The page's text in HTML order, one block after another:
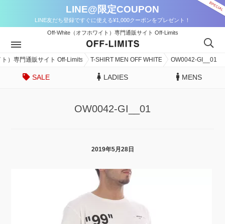
LINE@限定COUPON
LINE友だち登録ですぐに使える¥1,000クーポンをプレゼント！
Off-White（オフホワイト）専門通販サイト Off-Limits
）専門通販サイト Off-Limits T-SHIRT MEN OFF WHITE OW0042-GI__01
SALE LADIES MENS
OW0042-GI__01
2019年5月28日